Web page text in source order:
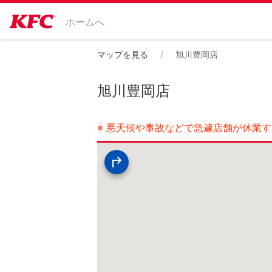
ホームへ
マップを見る 旭川豊岡店
旭川豊岡店
※ 悪天候や事故などで急遽店舗が休業